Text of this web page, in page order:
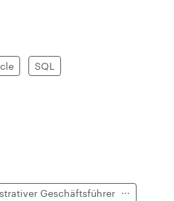
SQL
Geschäftsführer